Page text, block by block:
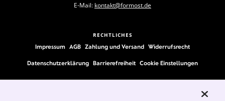
E-Mail: kontakt@formost.de
RECHTLICHES
Impressum AGB Zahlung und Versand Widerrufsrecht
Datenschutzerklärung Barrierefreiheit Cookie Einstellungen